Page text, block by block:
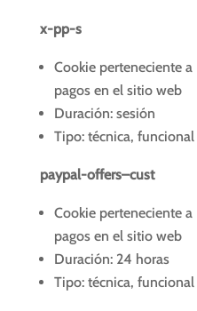
x-pp-s
Cookie perteneciente
pagos en el sitio web
Duración: sesión
Tipo: técnica, funcional
paypal-offers–cust
Cookie perteneciente
pagos en el sitio web
Duración: 24 horas
Tipo: técnica, funcional